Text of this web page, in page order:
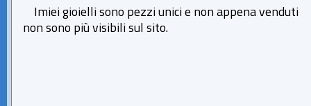
Imiei gioielli sono pezzi unici e non appena venduti
non sono più visibili sul sito.